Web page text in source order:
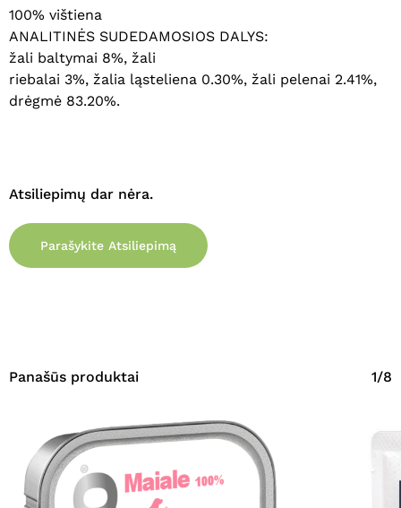
100% vištiena
ANALITINĖS SUDEDAMOSIOS DALYS:
žali baltymai 8%, žali
riebalai 3%, žalia ląsteliena 0.30%, žali pelenai 2.41%,
drėgmė 83.20%.
Atsiliepimų dar nėra.
Parašykite Atsiliepimą
Panašūs produktai 1/8